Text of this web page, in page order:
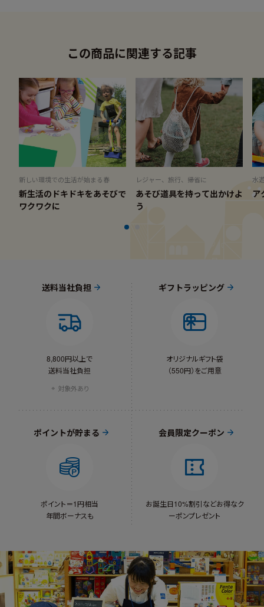
この商品に関連する記事
新しい環境での生活が始まる春
新生活のドキドキをあそびで
ワクワクに
レジャー、旅行、帰省に
あそび道具を持って出かけよ
う
水
ア
送料当社負担
8,800円以上で
送料当社負担
対象外あり
ギフトラッピング
オリジナルギフト袋
（550円）をご用意
ポイントが貯まる
ポイント＝1円相当
年間ボーナスも
会員限定クーポン
お誕生日10%割引などお得なク
ーポンプレゼント